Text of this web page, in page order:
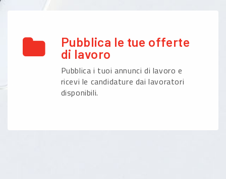
Pubblica le tue offerte
di lavoro
Pubblica i tuoi annunci di lavoro e
ricevi le candidature dai lavoratori
disponibili.